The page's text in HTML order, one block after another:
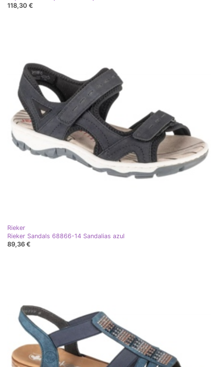
118,30 €
Rieker
Rieker Sandals 68866-14 Sandalias azul
89,36 €